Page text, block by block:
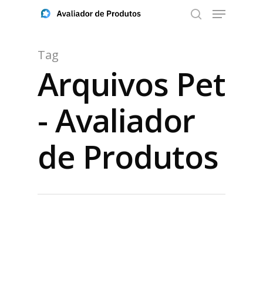
Aperte ENTER para buscar ou ESC para fechar
Tag
Arquivos Pet
- Avaliador
de Produtos